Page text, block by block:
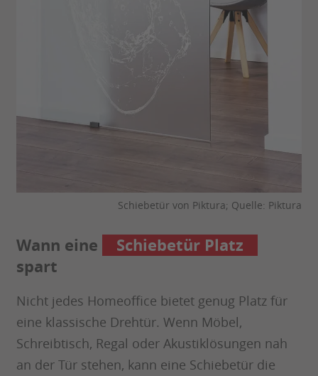
Schiebetür von Piktura; Quelle: Piktura
Wann eine
Schiebetür Platz
spart
Nicht jedes Homeoffice bietet genug Platz für
eine klassische Drehtür. Wenn Möbel,
Schreibtisch, Regal oder Akustiklösungen nah
an der Tür stehen, kann eine Schiebetür die